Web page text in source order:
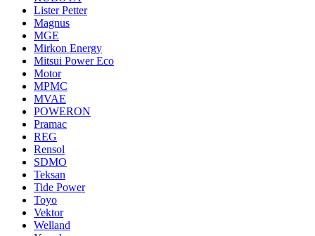
Lister Petter
Magnus
MGE
Mirkon Energy
Mitsui Power Eco
Motor
MPMC
MVAE
POWERON
Pramac
REG
Rensol
SDMO
Teksan
Tide Power
Toyo
Vektor
Welland